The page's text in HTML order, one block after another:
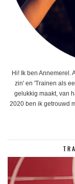
Hi! Ik ben Annemerel.
zin' en 'Trainen als
gelukkig maakt, van
2020 ben ik getrouwd